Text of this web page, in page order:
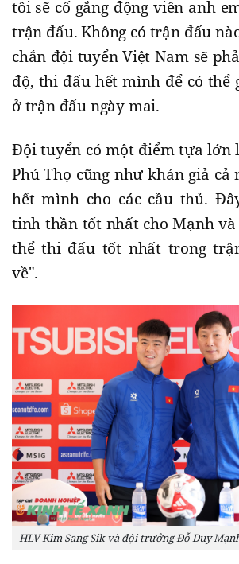
tôi sẽ cố gắng động viên anh
trận đấu. Không có trận đấu
chắn đội tuyển Việt Nam sẽ
độ, thi đấu hết mình để có thể
ở trận đấu ngày mai.
Đội tuyển có một điểm tựa lớn
Phú Thọ cũng như khán giả cả
hết mình cho các cầu thủ.
tinh thần tốt nhất cho Mạnh và
thể thi đấu tốt nhất trong
về".
HLV Kim Sang Sik và đội trưởng Đỗ Duy